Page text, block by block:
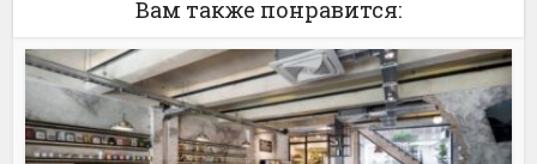
Вам также понравится: